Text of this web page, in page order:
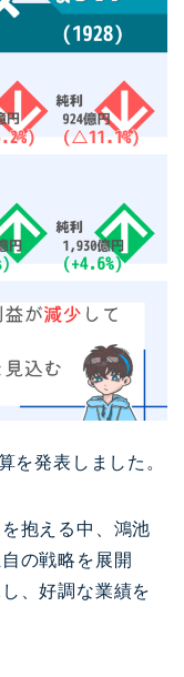
を発表しました。
抱える中、鴻池
の戦略を展開
、好調な業績を